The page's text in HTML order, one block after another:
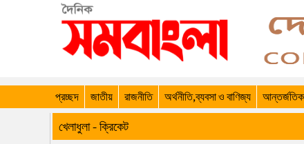
প্রচ্ছদ জাতীয় রাজনীতি অর্থনীতি,ব্যবসা ও বাণিজ্য আন্তর্জতিক
খেলাধুলা - ক্রিকেট